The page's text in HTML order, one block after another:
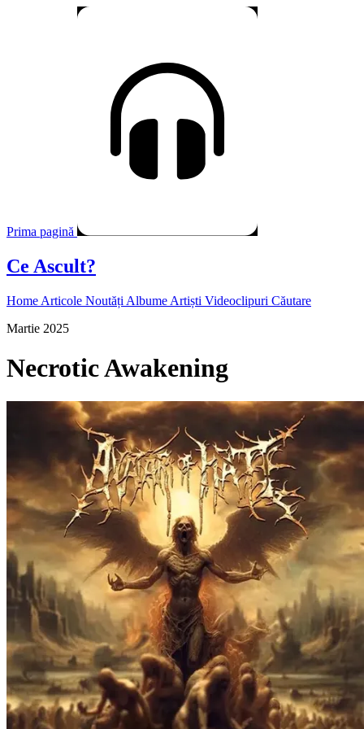
Prima pagină
Ce Ascult?
Home Articole Noutăți Albume Artiști Videoclipuri Căutare
Martie 2025
Necrotic Awakening
Pagina externă
Pagina externă
Pagina externă
Pagina externă
Pagina externă
Pagina externă
AOH
Avatar Of Hate
Videoclipuri